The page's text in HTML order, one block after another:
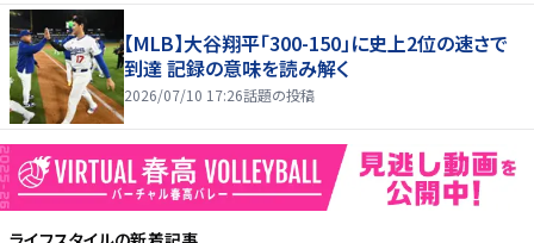
【MLB】大谷翔平「300-150」に史上2位の速さで
到達 記録の意味を読み解く
2026/07/10 17:26話題の投稿